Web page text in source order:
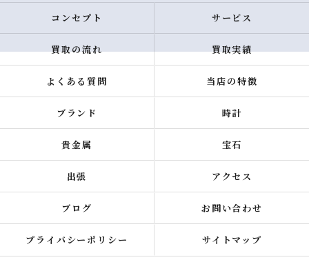
コンセプト サービス
買取の流れ 買取実績
よくある質問 当店の特徴
ブランド 時計
貴金属 宝石
出張 アクセス
ブログ お問い合わせ
プライバシーポリシー サイトマップ